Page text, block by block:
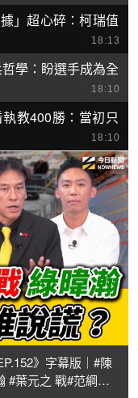
」超心碎：柯瑞值
18:13
學：盼選手成為全
18:10
教400勝：當初只
18:10
》字幕版｜#陳
#葉元之 戰#范綱皓